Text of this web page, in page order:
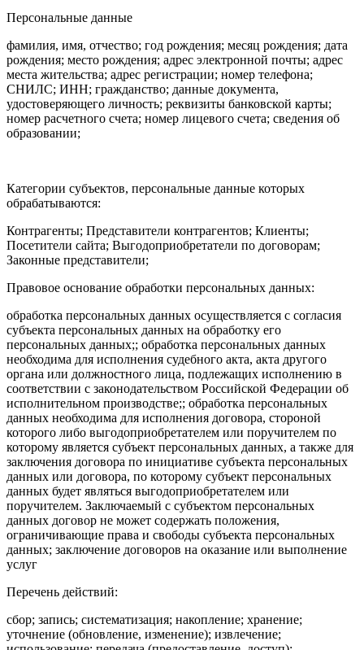
Персональные данные
фамилия, имя, отчество; год рождения; месяц рождения; дата
рождения; место рождения; адрес электронной почты; адрес
места жительства; адрес регистрации; номер телефона;
СНИЛС; ИНН; гражданство; данные документа,
удостоверяющего личность; реквизиты банковской карты;
номер расчетного счета; номер лицевого счета; сведения об
образовании;
Категории субъектов, персональные данные которых
обрабатываются:
Контрагенты; Представители контрагентов; Клиенты;
Посетители сайта; Выгодоприобретатели по договорам;
Законные представители;
Правовое основание обработки персональных данных:
обработка персональных данных осуществляется с согласия
субъекта персональных данных на обработку его
персональных данных;; обработка персональных данных
необходима для исполнения судебного акта, акта другого
органа или должностного лица, подлежащих исполнению в
соответствии с законодательством Российской Федерации об
исполнительном производстве;; обработка персональных
данных необходима для исполнения договора, стороной
которого либо выгодоприобретателем или поручителем по
которому является субъект персональных данных, а также для
заключения договора по инициативе субъекта персональных
данных или договора, по которому субъект персональных
данных будет являться выгодоприобретателем или
поручителем. Заключаемый с субъектом персональных
данных договор не может содержать положения,
ограничивающие права и свободы субъекта персональных
данных; заключение договоров на оказание или выполнение
услуг
Перечень действий:
сбор; запись; систематизация; накопление; хранение;
уточнение (обновление, изменение); извлечение;